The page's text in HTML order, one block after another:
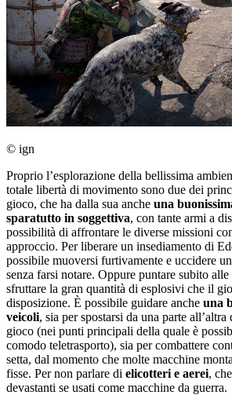
© ign
Proprio l’esplorazione della bellissima
totale libertà di movimento sono due dei
gioco, che ha dalla sua anche una
sparatutto in soggettiva, con tante armi a
possibilità di affrontare le diverse missioni
approccio. Per liberare un insediamento di
possibile muoversi furtivamente e uccidere
senza farsi notare. Oppure puntare subito
sfruttare la gran quantità di esplosivi che il
disposizione. È possibile guidare anche una
veicoli, sia per spostarsi da una parte
gioco (nei punti principali della quale è
comodo teletrasporto), sia per combattere
setta, dal momento che molte macchine
fisse. Per non parlare di elicotteri e aerei,
devastanti se usati come macchine da guerra.